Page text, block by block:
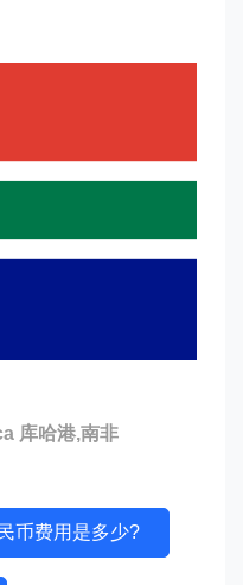
库哈港,南非
币费用是多少?